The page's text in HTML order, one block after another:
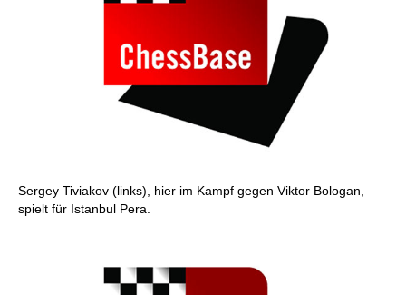
Sergey Tiviakov (links), hier im Kampf gegen Viktor Bologan,
spielt für Istanbul Pera.